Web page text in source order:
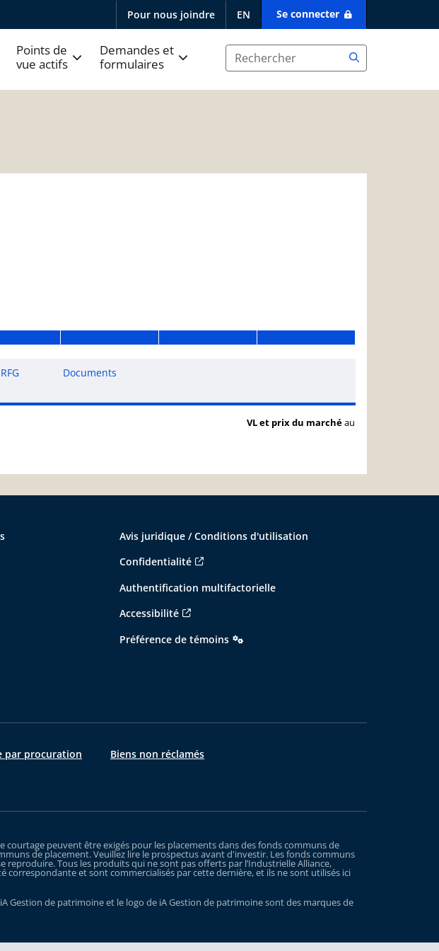
Pour nous joindre EN Se connecter
Points de
vue actifs
Demandes et
formulaires
Documents
VL et prix du marchéau
Avis juridique / Conditions d'utilisation
Confidentialité
Authentification multifactorielle
Accessibilité
Préférence de témoins
par procuration
Biens non réclamés
courtage peuvent être exigés pour les placements dans des fonds communs de
de placement. Veuillez lire le prospectus avant d'investir. Les fonds communs
Tous les produits qui ne sont pas offerts par l’Industrielle Alliance,
et sont commercialisés par cette dernière, et ils ne sont utilisés ici
Gestion de patrimoine et le logo de iA Gestion de patrimoine sont des marques de